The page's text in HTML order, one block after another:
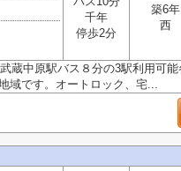
千年
停歩2分
築6年
西
中原駅バス８分の3駅利用可
域です。オートロック、宅...